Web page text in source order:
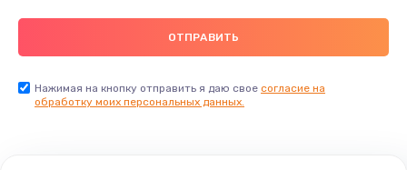
Нажимая на кнопку отправить я даю свое согласие на
обработку моих персональных данных.